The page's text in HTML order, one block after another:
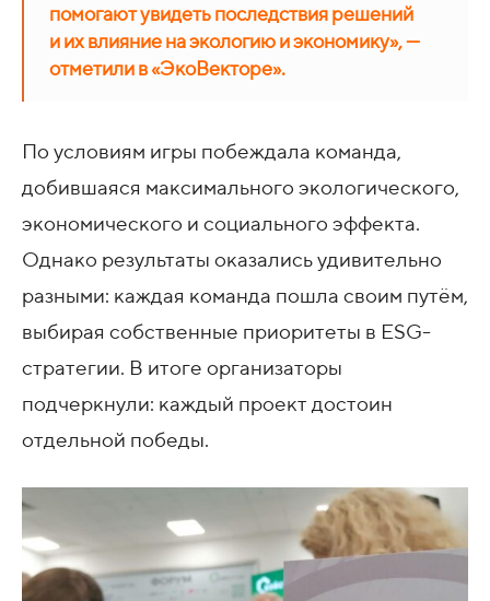
помогают увидеть последствия решений
и их влияние на экологию и экономику», —
отметили в «ЭкоВекторе».
По условиям игры побеждала команда,
добившаяся максимального экологического,
экономического и социального эффекта.
Однако результаты оказались удивительно
разными: каждая команда пошла своим путём,
выбирая собственные приоритеты в ESG-
стратегии. В итоге организаторы
подчеркнули: каждый проект достоин
отдельной победы.